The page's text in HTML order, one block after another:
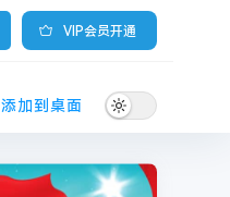
VIP会员开通
添加到桌面